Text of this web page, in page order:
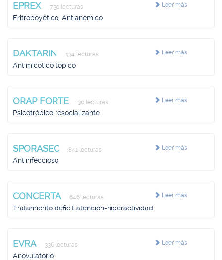
Leer más
EPREX 730 lecturas
Eritropoyético, Antianémico
Leer más
DAKTARIN 134 lecturas
Antimicótico tópico
Leer más
ORAP FORTE 30 lecturas
Psicotrópico resocializante
Leer más
SPORASEC 841 lecturas
Antiinfeccioso
Leer más
CONCERTA 646 lecturas
Tratamiento déficit atención-hiperactividad
Leer más
EVRA 336 lecturas
Anovulatorio